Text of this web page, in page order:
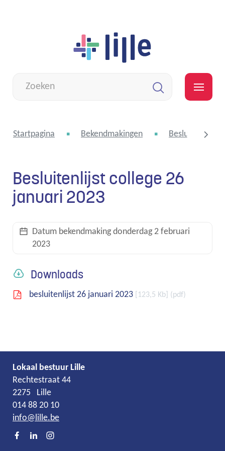
inhoud
zoek
Startpagina Bekendmakingen Besluitenlijst
Besluitenlijst college 26
januari 2023
Datum bekendmakingdonderdag 2 februari
2023
Downloads
besluitenlijst 26 januari 2023 123,5 Kb pdf
Lokaal bestuur Lille
Adres
Rechtestraat 44
2275
Lille
Tel.
014 88 20 10
E-
mail
info@lille.be